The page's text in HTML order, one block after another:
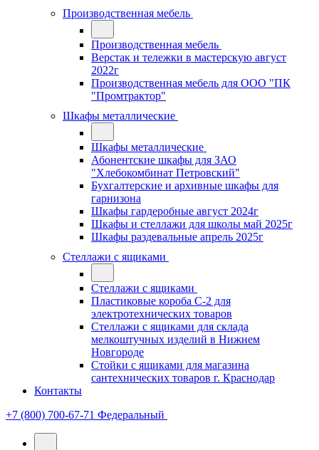
Производственная мебель
Производственная мебель
Верстак и тележки в мастерскую август
2022г
Производственная мебель для ООО "ПК
"Промтрактор"
Шкафы металлические
Шкафы металлические
Абонентские шкафы для ЗАО
"Хлебокомбинат Петровский"
Бухгалтерские и архивные шкафы для
гарнизона
Шкафы гардеробные август 2024г
Шкафы и стеллажи для школы май 2025г
Шкафы раздевальные апрель 2025г
Стеллажи с ящиками
Стеллажи с ящиками
Пластиковые короба С-2 для
электротехнических товаров
Стеллажи с ящиками для склада
мелкоштучных изделий в Нижнем
Новгороде
Стойки с ящиками для магазина
сантехнических товаров г. Краснодар
Контакты
+7 (800) 700-67-71 Федеральный